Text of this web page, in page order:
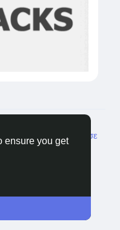
ensure you getΕπικοινώνησε